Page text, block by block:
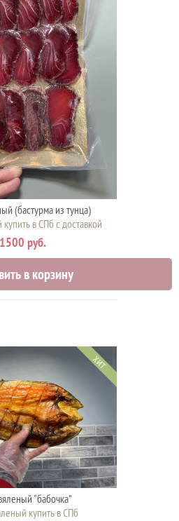
(бастурма из тунца)
в СПб с доставкой
1500 руб.
в корзину
ХИТ
"бабочка"
купить в СПб